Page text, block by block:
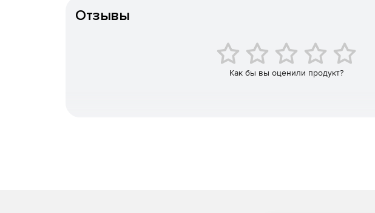
Отзывы
Как бы вы оценили продукт?